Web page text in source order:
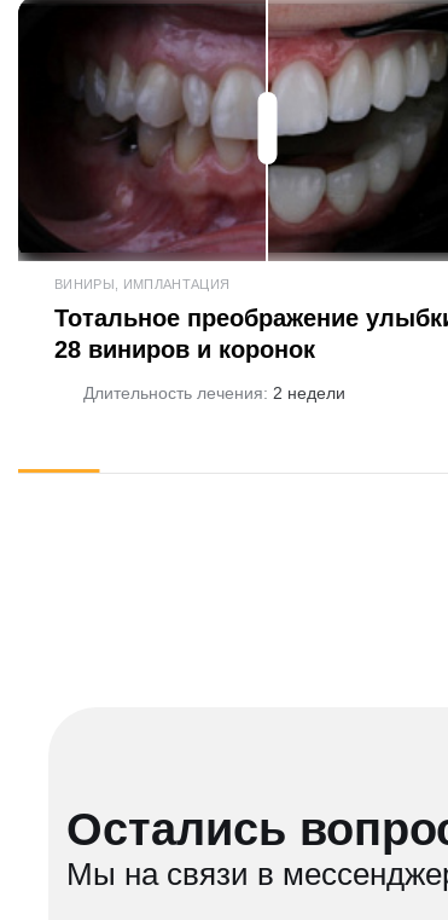
ВИНИРЫ, ИМПЛАНТАЦИЯ
Тотальное преображение
28 виниров и коронок
Длительность лечения: 2 недели
Остались
Мы на связи в